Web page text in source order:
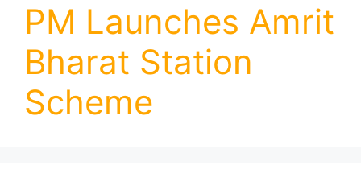
PM Launches Amrit
Bharat Station
Scheme